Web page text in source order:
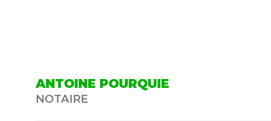
ANTOINE POURQUIE
NOTAIRE